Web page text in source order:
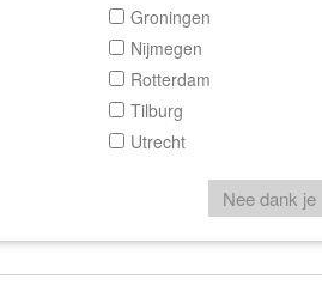
of makelaar van de woning.
Groningen
Nijmegen
Rotterdam
Tilburg
Utrecht
Nee dank je